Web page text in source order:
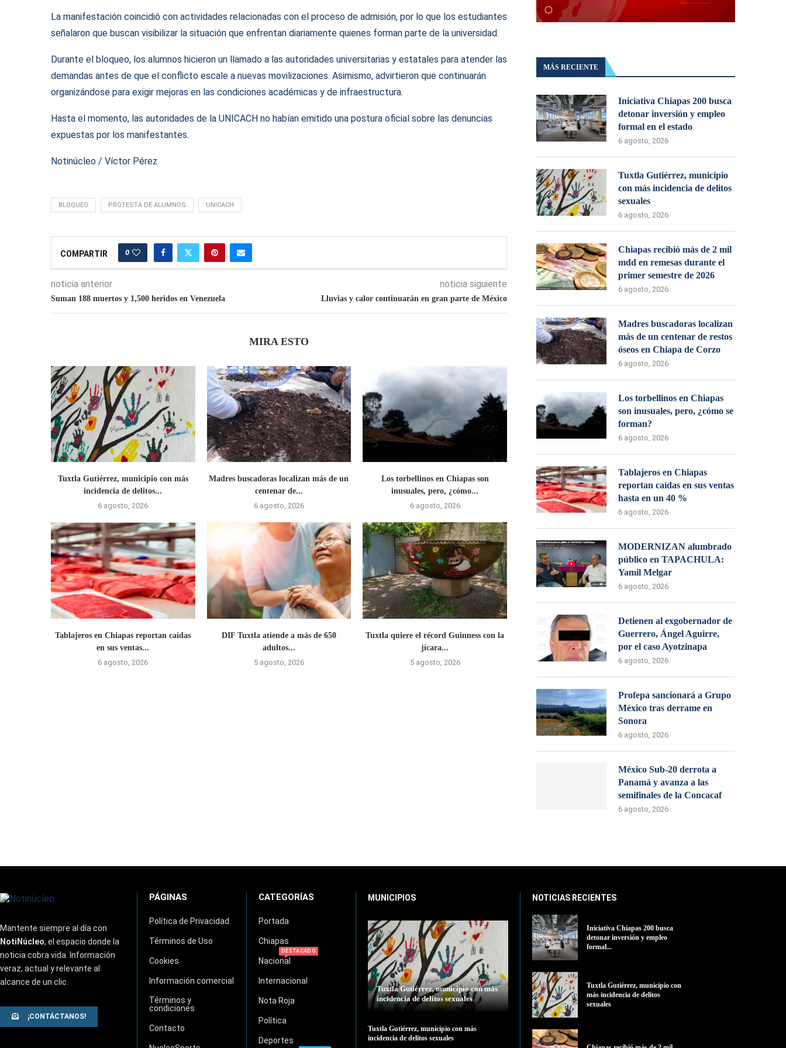
La manifestación coincidió con actividades relacionadas con el proceso de admisión, por lo que los estudiantes
señalaron que buscan visibilizar la situación que enfrentan diariamente quienes forman parte de la universidad.
Durante el bloqueo, los alumnos hicieron un llamado a las autoridades universitarias y estatales para atender las
demandas antes de que el conflicto escale a nuevas movilizaciones. Asimismo, advirtieron que continuarán
organizándose para exigir mejoras en las condiciones académicas y de infraestructura.
Hasta el momento, las autoridades de la UNICACH no habían emitido una postura oficial sobre las denuncias
expuestas por los manifestantes.
Notinúcleo / Víctor Pérez
BLOQUEO PROTESTA DE ALUMNOS UNICACH
COMPARTIR 0
noticia anterior
Suman 188 muertos y 1,500 heridos en Venezuela
noticia siguiente
Lluvias y calor continuarán en gran parte de México
MIRA ESTO
Tuxtla Gutiérrez, municipio con más
incidencia de delitos...
6 agosto, 2026
Madres buscadoras localizan más de un
centenar de...
6 agosto, 2026
Los torbellinos en Chiapas son
inusuales, pero, ¿cómo...
6 agosto, 2026
Tablajeros en Chiapas reportan caídas
en sus ventas...
6 agosto, 2026
DIF Tuxtla atiende a más de 650
adultos...
5 agosto, 2026
Tuxtla quiere el récord Guinness con la
jícara...
5 agosto, 2026
MÁS RECIENTE
Iniciativa Chiapas 200 busca
detonar inversión y empleo
formal en el estado
6 agosto, 2026
Tuxtla Gutiérrez, municipio
con más incidencia de delitos
sexuales
6 agosto, 2026
Chiapas recibió más de 2 mil
mdd en remesas durante el
primer semestre de 2026
6 agosto, 2026
Madres buscadoras localizan
más de un centenar de restos
óseos en Chiapa de Corzo
6 agosto, 2026
Los torbellinos en Chiapas
son inusuales, pero, ¿cómo se
forman?
6 agosto, 2026
Tablajeros en Chiapas
reportan caídas en sus ventas
hasta en un 40 %
6 agosto, 2026
MODERNIZAN alumbrado
público en TAPACHULA:
Yamil Melgar
6 agosto, 2026
Detienen al exgobernador de
Guerrero, Ángel Aguirre,
por el caso Ayotzinapa
6 agosto, 2026
Profepa sancionará a Grupo
México tras derrame en
Sonora
6 agosto, 2026
México Sub-20 derrota a
Panamá y avanza a las
semifinales de la Concacaf
6 agosto, 2026
Mantente siempre al día con
NotiNúcleo, el espacio donde la
noticia cobra vida. Información
veraz, actual y relevante al
alcance de un clic.
¡CONTÁCTANOS!
PÁGINAS
Política de Privacidad
Términos de Uso
Cookies
Información comercial
Términos y
condiciones
Contacto
CATEGORÍAS
Portada
Chiapas
Nacional
DESTACADO
Internacional
Nota Roja
Política
Deportes
MUNICIPIOS
Tuxtla Gutiérrez, municipio con más
incidencia de delitos sexuales
Tuxtla Gutiérrez, municipio con más
incidencia de delitos sexuales
NOTICIAS RECIENTES
Iniciativa Chiapas 200 busca
detonar inversión y empleo
formal...
Tuxtla Gutiérrez, municipio con
más incidencia de delitos
sexuales